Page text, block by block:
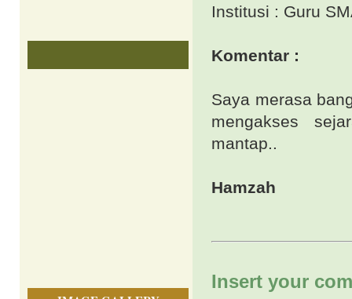
Institusi : Guru
Komentar :
Saya merasa
mengakses
mantap..
Hamzah
Insert your